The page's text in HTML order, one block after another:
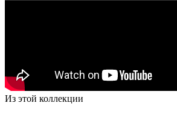
Из этой коллекции